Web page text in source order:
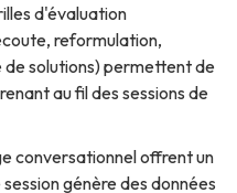
d'évaluation
reformulation,
solutions) permettent de
au fil des sessions de
conversationnel offrent un
génère des données